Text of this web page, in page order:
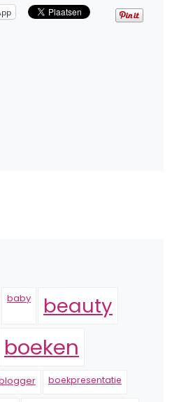
baby beauty
boeken
boekpresentatie